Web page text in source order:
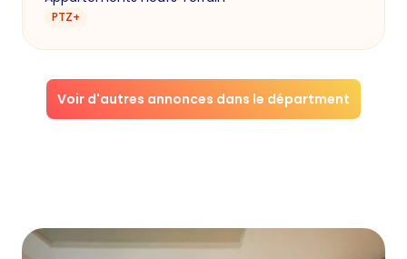
PTZ+
Voir d'autres annonces dans le départment